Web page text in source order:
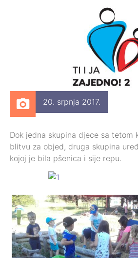
20. srpnja 2017.
Dok jedna skupina djece sa tetom
blitvu za objed, druga skupina
kojoj je bila pšenica i sije repu.